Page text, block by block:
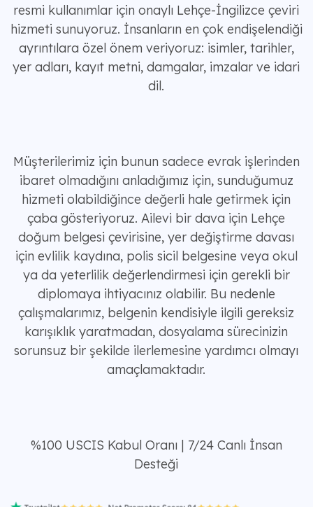
resmi kullanımlar için onaylı Lehçe-İngilizce çeviri
hizmeti sunuyoruz. İnsanların en çok endişelendiği
ayrıntılara özel önem veriyoruz: isimler, tarihler,
yer adları, kayıt metni, damgalar, imzalar ve idari
dil.
Müşterilerimiz için bunun sadece evrak işlerinden
ibaret olmadığını anladığımız için, sunduğumuz
hizmeti olabildiğince değerli hale getirmek için
çaba gösteriyoruz. Ailevi bir dava için Lehçe
doğum belgesi çevirisine, yer değiştirme davası
için evlilik kaydına, polis sicil belgesine veya okul
ya da yeterlilik değerlendirmesi için gerekli bir
diplomaya ihtiyacınız olabilir. Bu nedenle
çalışmalarımız, belgenin kendisiyle ilgili gereksiz
karışıklık yaratmadan, dosyalama sürecinizin
sorunsuz bir şekilde ilerlemesine yardımcı olmayı
amaçlamaktadır.
%100 USCIS Kabul Oranı | 7/24 Canlı İnsan
Desteği